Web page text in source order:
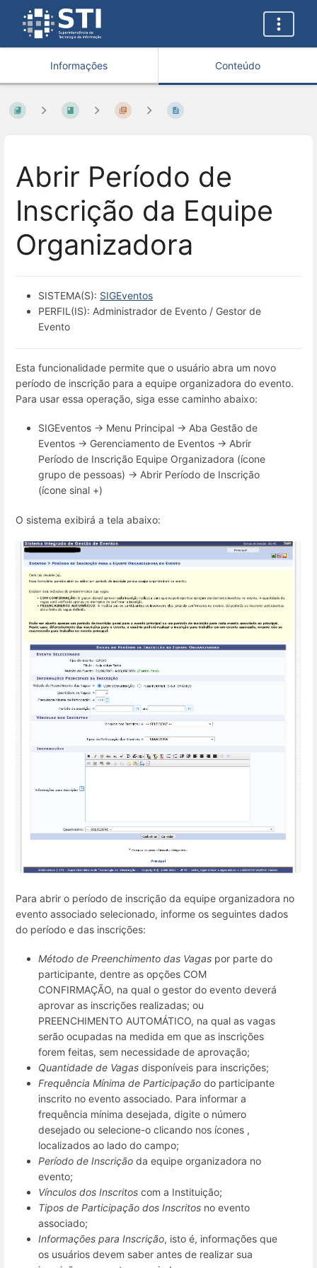
Informações Conteúdo
Abrir Período de
Inscrição da Equipe
Organizadora
SISTEMA(S): SIGEventos
PERFIL(IS): Administrador de Evento / Gestor de
Evento
Esta funcionalidade permite que o usuário abra um novo
período de inscrição para a equipe organizadora do evento.
Para usar essa operação, siga esse caminho abaixo:
SIGEventos → Menu Principal → Aba Gestão de
Eventos → Gerenciamento de Eventos → Abrir
Período de Inscrição Equipe Organizadora (ícone
grupo de pessoas) → Abrir Período de Inscrição
(ícone sinal +)
O sistema exibirá a tela abaixo:
Para abrir o período de inscrição da equipe organizadora no
evento associado selecionado, informe os seguintes dados
do período e das inscrições:
Método de Preenchimento das Vagas por parte do
participante, dentre as opções COM
CONFIRMAÇÃO, na qual o gestor do evento deverá
aprovar as inscrições realizadas; ou
PREENCHIMENTO AUTOMÁTICO, na qual as vagas
serão ocupadas na medida em que as inscrições
forem feitas, sem necessidade de aprovação;
Quantidade de Vagas disponíveis para inscrições;
Frequência Mínima de Participação do participante
inscrito no evento associado. Para informar a
frequência mínima desejada, digite o número
desejado ou selecione-o clicando nos ícones ,
localizados ao lado do campo;
Período de Inscrição da equipe organizadora no
evento;
Vínculos dos Inscritos com a Instituição;
Tipos de Participação dos Inscritos no evento
associado;
Informações para Inscrição, isto é, informações que
os usuários devem saber antes de realizar sua